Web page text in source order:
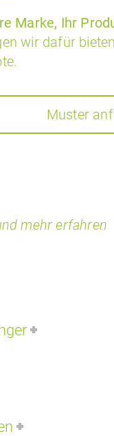
Marke, Ihr
wir dafür
Muster
mehr erfahren